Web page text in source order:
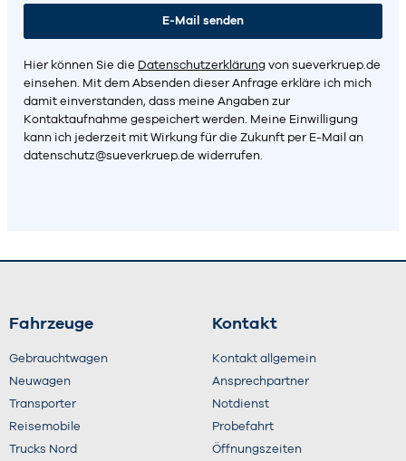
Hier können Sie die Datenschutzerklärung von sueverkruep.de
einsehen. Mit dem Absenden dieser Anfrage erkläre ich mich
damit einverstanden, dass meine Angaben zur
Kontaktaufnahme gespeichert werden. Meine Einwilligung
kann ich jederzeit mit Wirkung für die Zukunft per E-Mail an
datenschutz@sueverkruep.de widerrufen.
Fahrzeuge
Gebrauchtwagen
Neuwagen
Transporter
Reisemobile
Trucks Nord
Kontakt
Kontakt allgemein
Ansprechpartner
Notdienst
Probefahrt
Öffnungszeiten